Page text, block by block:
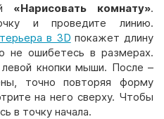
«Нарисовать комнату».
и проведите линию.
в 3D покажет длину
не ошибетесь в размерах.
кнопки мыши. После –
точно повторяя форму
на него сверху. Чтобы
в точку начала.